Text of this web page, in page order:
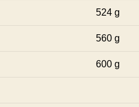
524 g
560 g
600 g